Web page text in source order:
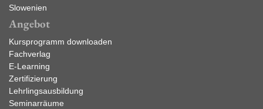
Slowenien
Angebot
Kursprogramm downloaden
Fachverlag
E-Learning
Zertifizierung
Lehrlingsausbildung
Seminarräume